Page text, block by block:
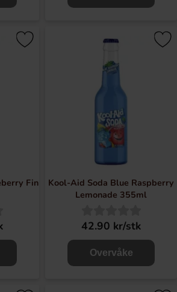
Fin
Kool-Aid Soda Blue Raspberry
Lemonade 355ml
42.90 kr/stk
Overvåke